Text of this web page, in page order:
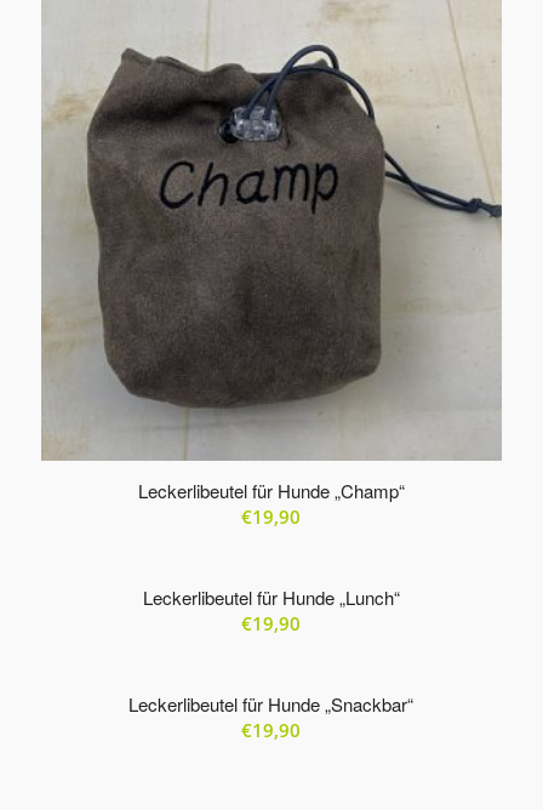
Produkte
aufsteigender
Reihenfolge
sortieren
Leckerlibeutel für Hunde „Champ“
€19,90
Leckerlibeutel für Hunde „Lunch“
€19,90
Leckerlibeutel für Hunde „Snackbar“
€19,90